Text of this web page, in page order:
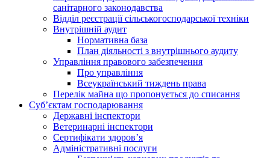
санітарного законодавства
Відділ реєстрації сільськогосподарської техніки
Внутрішній аудит
Нормативна база
План діяльності з внутрішнього аудиту
Управління правового забезпечення
Про управління
Всеукраїнський тиждень права
Перелік майна що пропонується до списання
Суб’єктам господарювання
Державні інспектори
Ветеринарні інспектори
Сертифікати здоров’я
Адміністративні послуги